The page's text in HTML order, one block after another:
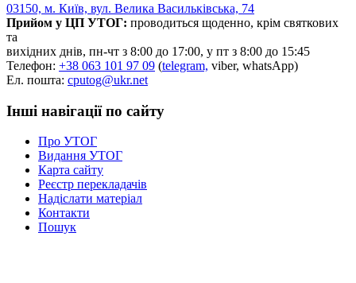
03150, м. Київ, вул. Велика Васильківська, 74
Прийом у ЦП УТОГ: проводиться щоденно, крім святкових
та
вихідних днів, пн-чт з 8:00 до 17:00, у пт з 8:00 до 15:45
Телефон: +38 063 101 97 09 (telegram, viber, whatsApp)
Ел. пошта: cputog@ukr.net
Інші навігації по сайту
Про УТОГ
Видання УТОГ
Карта сайту
Реєстр перекладачів
Надіслати матеріал
Контакти
Пошук